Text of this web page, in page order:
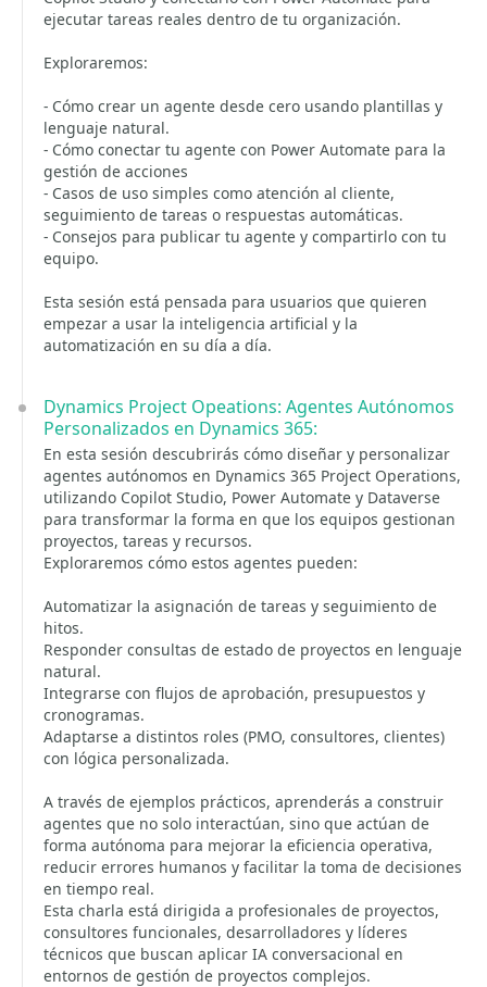
ejecutar tareas reales dentro de tu organización.
Exploraremos:
- Cómo crear un agente desde cero usando plantillas y
lenguaje natural.
- Cómo conectar tu agente con Power Automate para la
gestión de acciones
- Casos de uso simples como atención al cliente,
seguimiento de tareas o respuestas automáticas.
- Consejos para publicar tu agente y compartirlo con tu
equipo.
Esta sesión está pensada para usuarios que quieren
empezar a usar la inteligencia artificial y la
automatización en su día a día.
Dynamics Project Opeations: Agentes Autónomos
Personalizados en Dynamics 365:
En esta sesión descubrirás cómo diseñar y personalizar
agentes autónomos en Dynamics 365 Project Operations,
utilizando Copilot Studio, Power Automate y Dataverse
para transformar la forma en que los equipos gestionan
proyectos, tareas y recursos.
Exploraremos cómo estos agentes pueden:
Automatizar la asignación de tareas y seguimiento de
hitos.
Responder consultas de estado de proyectos en lenguaje
natural.
Integrarse con flujos de aprobación, presupuestos y
cronogramas.
Adaptarse a distintos roles (PMO, consultores, clientes)
con lógica personalizada.
A través de ejemplos prácticos, aprenderás a construir
agentes que no solo interactúan, sino que actúan de
forma autónoma para mejorar la eficiencia operativa,
reducir errores humanos y facilitar la toma de decisiones
en tiempo real.
Esta charla está dirigida a profesionales de proyectos,
consultores funcionales, desarrolladores y líderes
técnicos que buscan aplicar IA conversacional en
entornos de gestión de proyectos complejos.